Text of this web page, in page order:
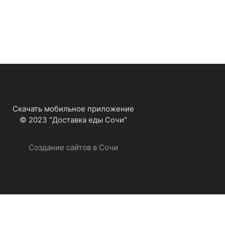
Скачать мобильное приложение
© 2023 "Доставка еды Сочи"
Создание сайтов в Сочи